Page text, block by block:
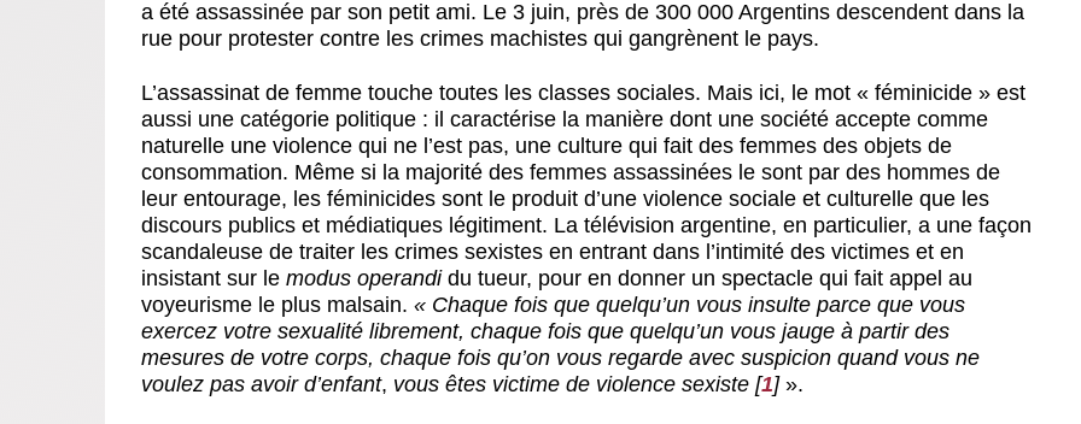
a été assassinée par son petit ami. Le 3 juin, près de 300 000 Argentins descendent dans la
rue pour protester contre les crimes machistes qui gangrènent le pays.
L’assassinat de femme touche toutes les classes sociales. Mais ici, le mot « féminicide » est
aussi une catégorie politique : il caractérise la manière dont une société accepte comme
naturelle une violence qui ne l’est pas, une culture qui fait des femmes des objets de
consommation. Même si la majorité des femmes assassinées le sont par des hommes de
leur entourage, les féminicides sont le produit d’une violence sociale et culturelle que les
discours publics et médiatiques légitiment. La télévision argentine, en particulier, a une façon
scandaleuse de traiter les crimes sexistes en entrant dans l’intimité des victimes et en
insistant sur le modus operandidu tueur, pour en donner un spectacle qui fait appel au
voyeurisme le plus malsain. « Chaque fois que quelqu’un vous insulte parce que vous
exercez votre sexualité librement, chaque fois que quelqu’un vous jauge à partir des
mesures de votre corps, chaque fois qu’on vous regarde avec suspicion quand vous ne
voulez pas avoir d’enfant, vous êtes victime de violence sexiste [1]».